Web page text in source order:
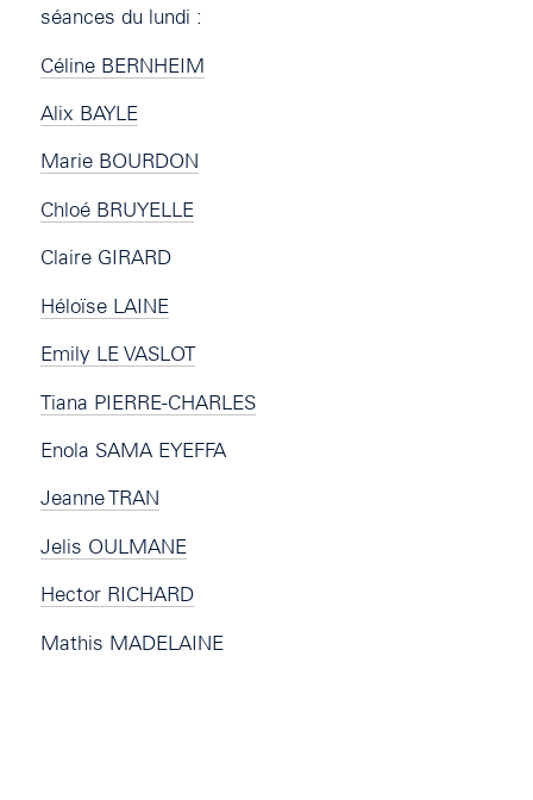
séances du lundi :
Céline BERNHEIM
Alix BAYLE
Marie BOURDON
Chloé BRUYELLE
Claire GIRARD
Héloïse LAINE
Emily LE VASLOT
Tiana PIERRE-CHARLES
Enola SAMA EYEFFA
Jeanne TRAN
Jelis OULMANE
Hector RICHARD
Mathis MADELAINE